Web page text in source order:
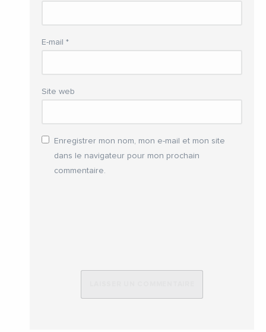
E-mail *
Site web
Enregistrer mon nom, mon e-mail et mon site
dans le navigateur pour mon prochain
commentaire.